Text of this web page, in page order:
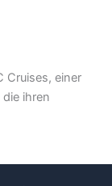
Cruises, einer
ihren